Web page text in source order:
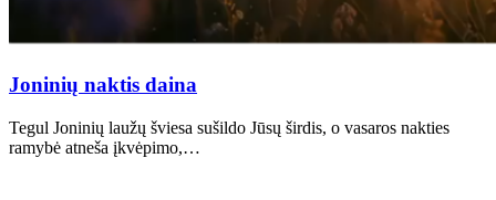
Joninių naktis daina
Tegul Joninių laužų šviesa sušildo Jūsų širdis, o vasaros nakties
ramybė atneša įkvėpimo,…